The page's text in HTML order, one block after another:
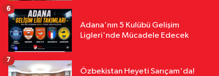
Adana'nın 5 Kulübü Gelişim
Ligleri'nde Mücadele Edecek
6
Özbekistan Heyeti Sarıçam'da!
7